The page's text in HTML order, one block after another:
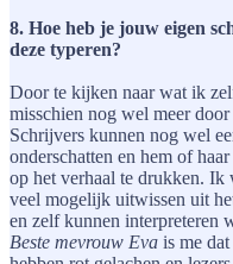
8. Hoe heb je jouw eigen
deze typeren?
Door te kijken naar wat ik
misschien nog wel meer
Schrijvers kunnen nog wel
onderschatten en hem of
op het verhaal te drukken.
veel mogelijk uitwissen uit
en zelf kunnen interpreteren
Beste mevrouw Eva is me